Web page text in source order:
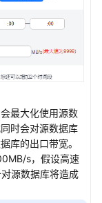
最大化使用源数
时会对源数据库
库的出口带宽。
s，假设高速
源数据库将造成